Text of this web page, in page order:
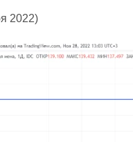
2022)